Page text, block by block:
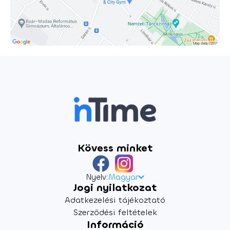
utóbb mindenkinek meg kell hoznia. Ez a cirkuszi elemekkel
tarkított előadás megmutatja, mennyi szerepet kell
betölteni egy modern párkapcsolatban és milyen nehéz
megtalálni az egyensúlyt. Szó szerint. Dramaturg: Fehér
Boldizsár Díszlet: Szabó Márton István Jelmez: Jeli Luca Sára
Kövess minket
Nyelv:Magyar
Jogi nyilatkozat
Adatkezelési tájékoztató
Szerződési feltételek
Információ